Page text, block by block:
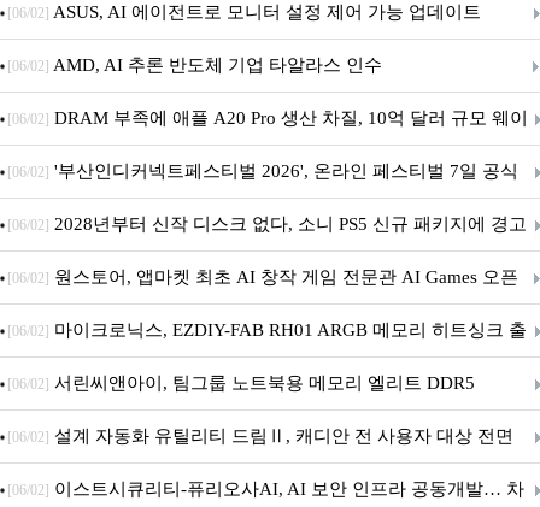
아의 용사’ 재개최 및 풍성한 기념 이벤트 실시!
[06/02] ASUS, AI 에이전트로 모니터 설정 제어 가능 업데이트
[06/02] AMD, AI 추론 반도체 기업 타알라스 인수
[06/02] DRAM 부족에 애플 A20 Pro 생산 차질, 10억 달러 규모 웨이
퍼 대기
[06/02] '부산인디커넥트페스티벌 2026', 온라인 페스티벌 7일 공식
개막... 22일간 진행
[06/02] 2028년부터 신작 디스크 없다, 소니 PS5 신규 패키지에 경고
문 추가
[06/02] 원스토어, 앱마켓 최초 AI 창작 게임 전문관 AI Games 오픈
[06/02] 마이크로닉스, EZDIY-FAB RH01 ARGB 메모리 히트싱크 출
시
[06/02] 서린씨앤아이, 팀그룹 노트북용 메모리 엘리트 DDR5
5600MHz 16GB 출시
[06/02] 설계 자동화 유틸리티 드림Ⅱ, 캐디안 전 사용자 대상 전면
무상 배포
[06/02] 이스트시큐리티-퓨리오사AI, AI 보안 인프라 공동개발… 차